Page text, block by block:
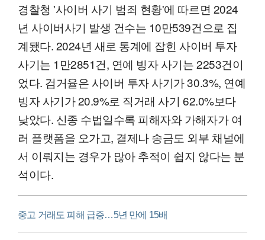
경찰청 '사이버 사기 범죄 현황'에 따르면 2024
년 사이버사기 발생 건수는 10만539건으로 집
계됐다. 2024년 새로 통계에 잡힌 사이버 투자
사기는 1만2851건, 연예 빙자 사기는 2253건이
었다. 검거율은 사이버 투자 사기가 30.3%, 연예
빙자 사기가 20.9%로 직거래 사기 62.0%보다
낮았다. 신종 수법일수록 피해자와 가해자가 여
러 플랫폼을 오가고, 결제나 송금도 외부 채널에
서 이뤄지는 경우가 많아 추적이 쉽지 않다는 분
석이다.
중고 거래도 피해 급증…5년 만에 15배